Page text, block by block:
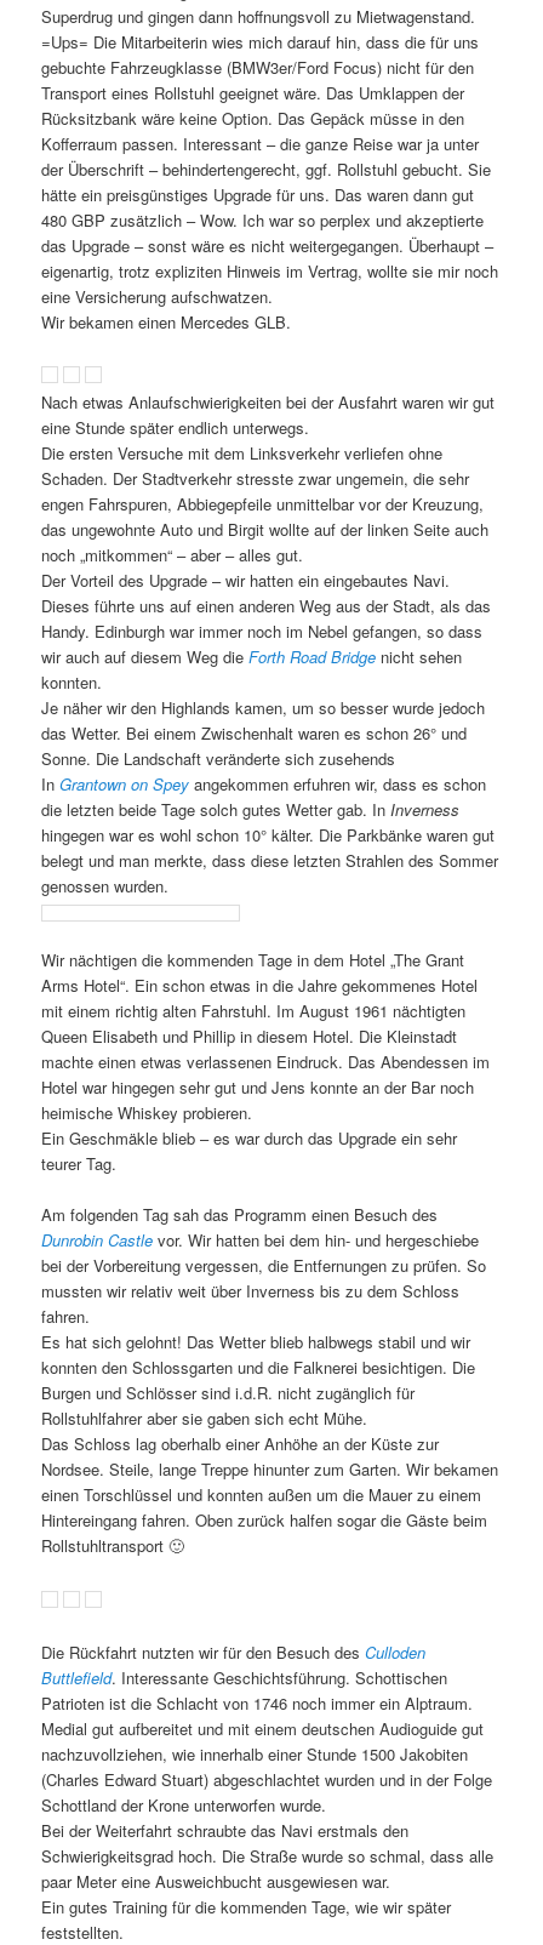
Superdrug und gingen dann hoffnungsvoll zu Mietwagenstand.
=Ups= Die Mitarbeiterin wies mich darauf hin, dass die für uns
gebuchte Fahrzeugklasse (BMW3er/Ford Focus) nicht für den
Transport eines Rollstuhl geeignet wäre. Das Umklappen der
Rücksitzbank wäre keine Option. Das Gepäck müsse in den
Kofferraum passen. Interessant – die ganze Reise war ja unter
der Überschrift – behindertengerecht, ggf. Rollstuhl gebucht. Sie
hätte ein preisgünstiges Upgrade für uns. Das waren dann gut
480 GBP zusätzlich – Wow. Ich war so perplex und akzeptierte
das Upgrade – sonst wäre es nicht weitergegangen. Überhaupt –
eigenartig, trotz expliziten Hinweis im Vertrag, wollte sie mir noch
eine Versicherung aufschwatzen.
Wir bekamen einen Mercedes GLB.
Nach etwas Anlaufschwierigkeiten bei der Ausfahrt waren wir gut
eine Stunde später endlich unterwegs.
Die ersten Versuche mit dem Linksverkehr verliefen ohne
Schaden. Der Stadtverkehr stresste zwar ungemein, die sehr
engen Fahrspuren, Abbiegepfeile unmittelbar vor der Kreuzung,
das ungewohnte Auto und Birgit wollte auf der linken Seite auch
noch „mitkommen“ – aber – alles gut.
Der Vorteil des Upgrade – wir hatten ein eingebautes Navi.
Dieses führte uns auf einen anderen Weg aus der Stadt, als das
Handy. Edinburgh war immer noch im Nebel gefangen, so dass
wir auch auf diesem Weg dieForth Road Bridge nicht sehen
konnten.
Je näher wir den Highlands kamen, um so besser wurde jedoch
das Wetter. Bei einem Zwischenhalt waren es schon 26° und
Sonne. Die Landschaft veränderte sich zusehends
InGrantown on Spey angekommen erfuhren wir, dass es schon
die letzten beide Tage solch gutes Wetter gab. InInverness
hingegen war es wohl schon 10° kälter. Die Parkbänke waren gut
belegt und man merkte, dass diese letzten Strahlen des Sommer
genossen wurden.
Wir nächtigen die kommenden Tage in dem Hotel „The Grant
Arms Hotel“. Ein schon etwas in die Jahre gekommenes Hotel
mit einem richtig alten Fahrstuhl. Im August 1961 nächtigten
Queen Elisabeth und Phillip in diesem Hotel. Die Kleinstadt
machte einen etwas verlassenen Eindruck. Das Abendessen im
Hotel war hingegen sehr gut und Jens konnte an der Bar noch
heimische Whiskey probieren.
Ein Geschmäkle blieb – es war durch das Upgrade ein sehr
teurer Tag.
Am folgenden Tag sah das Programm einen Besuch des
Dunrobin Castle vor. Wir hatten bei dem hin- und hergeschiebe
bei der Vorbereitung vergessen, die Entfernungen zu prüfen. So
mussten wir relativ weit über Inverness bis zu dem Schloss
fahren.
Es hat sich gelohnt! Das Wetter blieb halbwegs stabil und wir
konnten den Schlossgarten und die Falknerei besichtigen. Die
Burgen und Schlösser sind i.d.R. nicht zugänglich für
Rollstuhlfahrer aber sie gaben sich echt Mühe.
Das Schloss lag oberhalb einer Anhöhe an der Küste zur
Nordsee. Steile, lange Treppe hinunter zum Garten. Wir bekamen
einen Torschlüssel und konnten außen um die Mauer zu einem
Hintereingang fahren.Oben zurück halfen sogar die Gäste beim
Rollstuhltransport 🙂
Die Rückfahrt nutzten wir für den Besuch desCulloden
Buttlefield. Interessante Geschichtsführung. Schottischen
Patrioten ist die Schlacht von 1746 noch immer ein Alptraum.
Medial gut aufbereitet und mit einem deutschen Audioguide gut
nachzuvollziehen, wie innerhalb einer Stunde 1500 Jakobiten
(Charles Edward Stuart) abgeschlachtet wurden und in der Folge
Schottland der Krone unterworfen wurde.
Bei der Weiterfahrt schraubte das Navi erstmals den
Schwierigkeitsgrad hoch. Die Straße wurde so schmal, dass alle
paar Meter eine Ausweichbucht ausgewiesen war.
Ein gutes Training für die kommenden Tage, wie wir später
feststellten.